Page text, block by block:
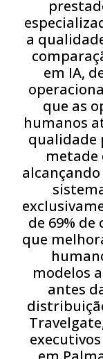
a
em IA,
que as
humanos
qualidade
metade
de 69%
que
modelos
antes